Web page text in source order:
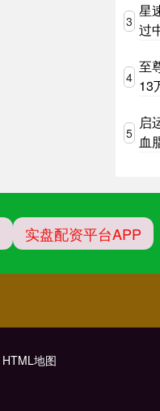
3
星
过
4
至
13
5
启
血
实盘配资平台APP
HTML地图